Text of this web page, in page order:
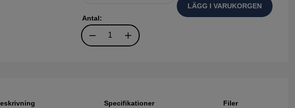
Antal:
LÄGG I VARUKORGEN
Specifikationer Filer